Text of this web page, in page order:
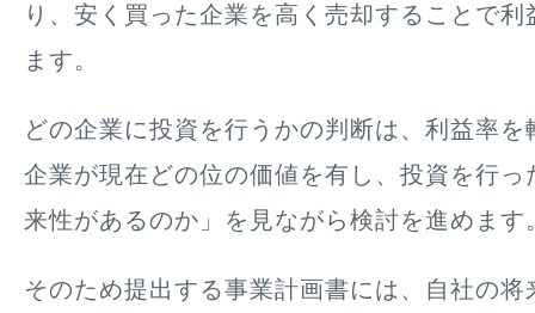
り、安く買った企業を高く売却することで
ます。
どの企業に投資を行うかの判断は、利益率
企業が現在どの位の価値を有し、投資を行っ
来性があるのか」を見ながら検討を進めます
そのため提出する事業計画書には、自社の将